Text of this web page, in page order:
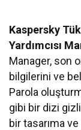
Kaspersky
Yardımcısı
Manager, son
bilgilerini ve
Parola
gibi bir dizi
bir tasarıma